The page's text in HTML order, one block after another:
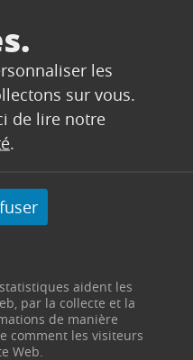
les
sur vous.
de lire notre
.
aident les
par la collecte et la
de manière
comment les visiteurs
Web.
donner le jour J !